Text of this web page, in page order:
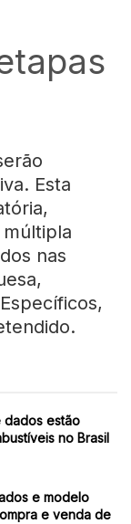
Esta
nas
dados estão
no Brasil
e modelo
e venda de